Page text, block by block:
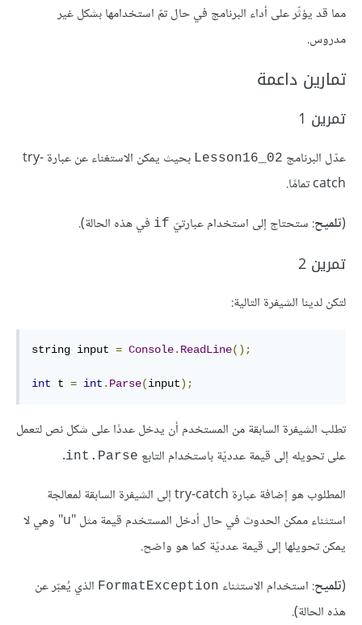
مما قد يؤثّر على أداء البرنامج في حال تمّ استخدامها بشكل غير
مدروس.
تمارين داعمة
تمرين 1
عدّل البرنامج Lesson16_02
بحيث يمكن الاستغناء عن عبارة try-
catch تمامًا.
(تلميح: ستحتاج إلى استخدام عبارتيّ if في هذه الحالة).
تمرين 2
لتكن لدينا الشيفرة التالية:
string input = Console. ReadLine();
int t = int . Parse(input);
تطلب الشيفرة السابقة من المستخدم أن يدخل عددًا على شكل نص لتعمل
على تحويله إلى قيمة عدديّة باستخدام التابع int.Parse
.
المطلوب هو إضافة عبارة try-catch إلى الشيفرة السابقة لمعالجة
استثناء ممكن الحدوث في حال أدخل المستخدم قيمة مثل "u" وهي لا
يمكن تحويلها إلى قيمة عدديّة كما هو واضح.
(تلميح: استخدام الاستثناء FormatException الذي يُعبّر عن
هذه الحالة).